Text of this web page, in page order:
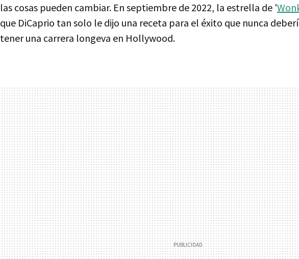
las cosas pueden cambiar. En septiembre de 2022, la estrella de '
que DiCaprio tan solo le dijo una receta para el éxito que nunca
tener una carrera longeva en Hollywood.